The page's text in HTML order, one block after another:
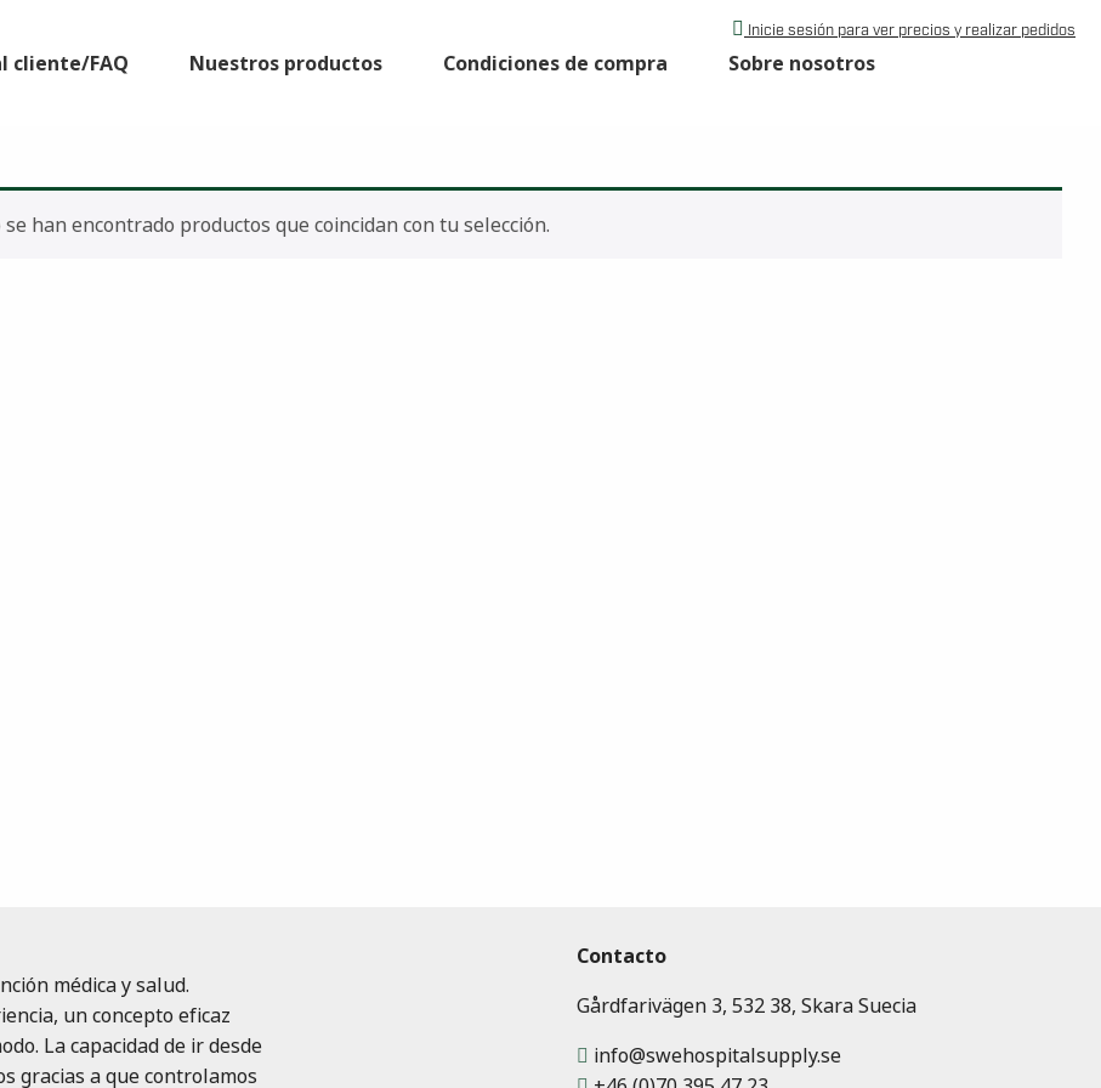
cliente/FAQ Nuestros productos Condiciones de compra Sobre nosotros
Inicie sesión para ver precios y realizar pedidos
se han encontrado productos que coincidan con tu selección.
médica y salud.
un concepto eficaz
La capacidad de ir desde
gracias a que controlamos
Contacto
Gårdfarivägen 3, 532 38, Skara Suecia
info@swehospitalsupply.se